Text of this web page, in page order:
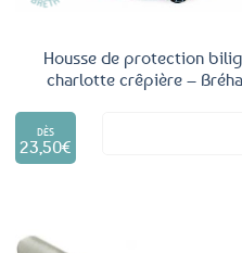
Housse de protection
charlotte crêpière –
DÈS
23,50€
Ce